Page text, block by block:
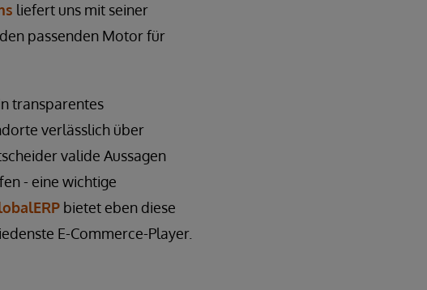
liefert uns mit seiner
passenden Motor für
transparentes
verlässlich über
valide Aussagen
- eine wichtige
bietet eben diese
E-Commerce-Player.